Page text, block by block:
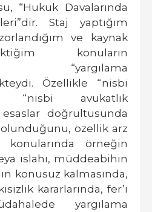
“Hukuk Davalarında
dir. Staj yaptığım
ve kaynak
konuların
“yargılama
Özellikle “nisbi
“nisbi avukatlık
doğrultusunda
özellik arz
örneğin
ıslahı, müddeabihin
konusuz kalmasında,
kararlarında, fer’i
yargılama